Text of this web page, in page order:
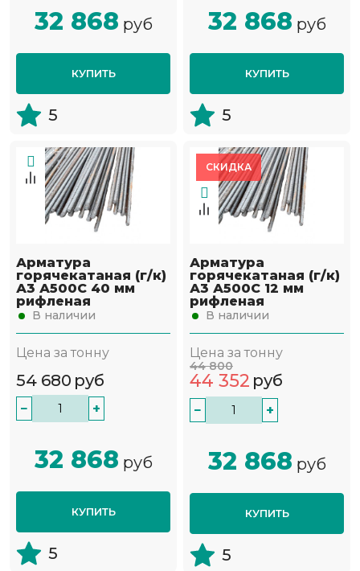
32 868 руб
КУПИТЬ
5
32 868 руб
КУПИТЬ
5
Арматура
горячекатаная (г/к)
А3 А500С 40 мм
рифленая
В наличии
Цена за тонну
54 680 руб
− +
32 868 руб
КУПИТЬ
5
СКИДКА
Арматура
горячекатаная (г/к)
А3 А500С 12 мм
рифленая
В наличии
Цена за тонну
44 800
44 352 руб
− +
32 868 руб
КУПИТЬ
5